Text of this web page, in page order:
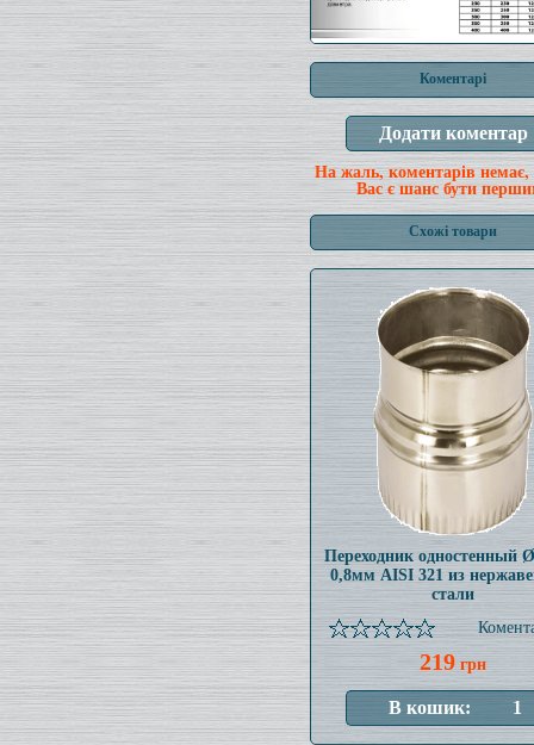
Коментарі
На жаль, коментарів немає,
Вас є шанс бути
Схожі товари
Переходник одностенный
0,8мм AISI 321 из
стали
219 грн